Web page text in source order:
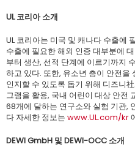
UL 코리아 소개
UL 코리아는 미국 및 캐나다 수출에
수출에 필요한 해외 인증 대부분에
부터 생산, 선적 단계에 이르기까지
하고 있다. 또한, 유소년 층이 안전
인지할 수 있도록 돕기 위해 디즈니
그램을 활용, 국내 어린이 대상 안전
68개에 달하는 연구소와 실험 기관,
다 자세한 정보는 www.UL.com/kr
DEWI GmbH 및 DEWI-OCC 소개